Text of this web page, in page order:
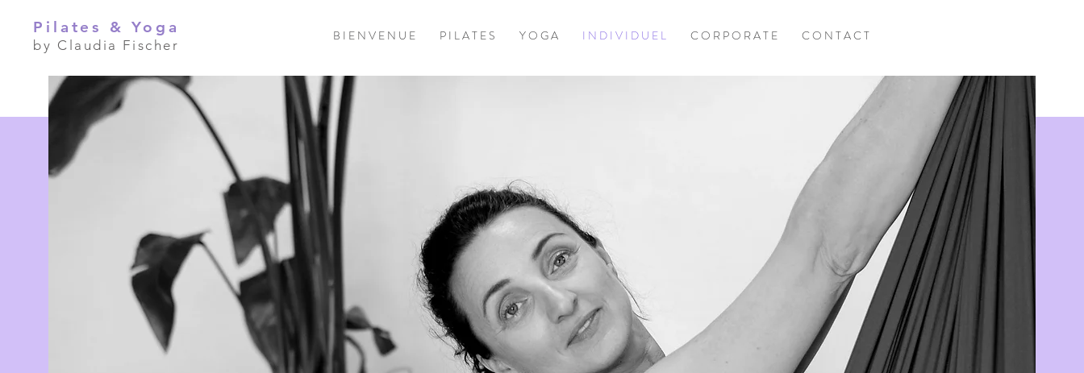
Pilates & Yoga
by Claudia Fischer
B I E N V E N U E P I L A T E S Y O G A I N D I V I D U E L C O R P O R A T E C O N T A C T